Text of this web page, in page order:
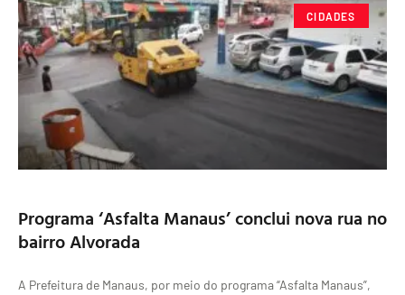
CIDADES
Programa ‘Asfalta Manaus’ conclui nova rua no
bairro Alvorada
A Prefeitura de Manaus, por meio do programa “Asfalta Manaus”,